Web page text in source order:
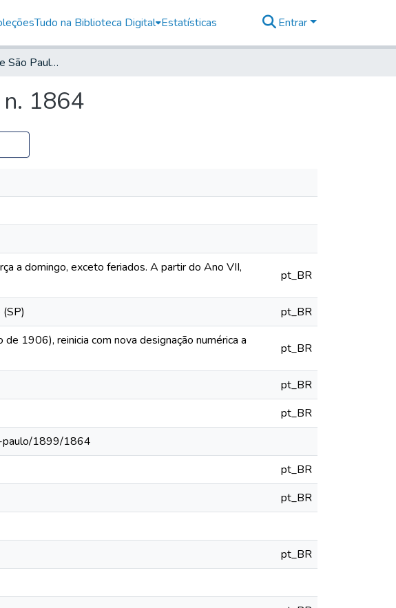
Tudo na Biblioteca Digital Estatísticas Entrar
O Commercio de São Paulo, 1899, Ano VII, n. 1864
1864
a domingo, exceto feriados. A partir do Ano VII,
pt_BR
pt_BR
1906), reinicia com nova designação numérica a
pt_BR
pt_BR
pt_BR
paulo/1899/1864
pt_BR
pt_BR
pt_BR